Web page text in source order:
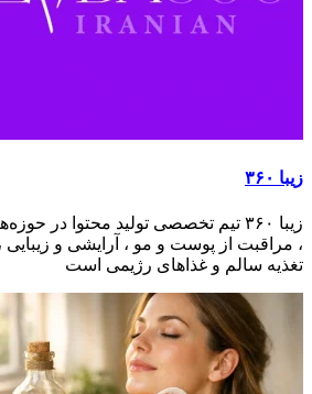
زیبا ۳۶۰
زیبا ۳۶۰ تیم تخصصی تولید محتوا در
، مراقبت از پوست و مو ، آرایشی و
تغذیه سالم و غذاهای رژیمی است